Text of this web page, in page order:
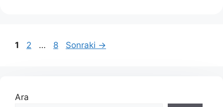
Sayfa
1 Sayfa
2 … Sayfa
8 Sonraki →
Ara